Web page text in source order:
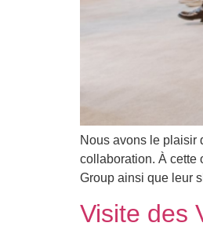
Nous avons le plaisir
collaboration. À cette
Group ainsi que leur
Visite des